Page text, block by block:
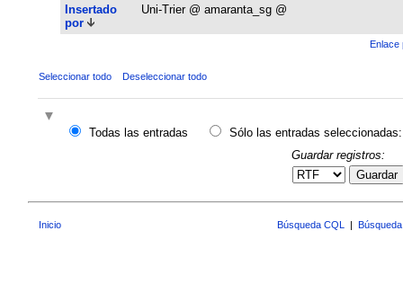
Insertado
por
Uni-Trier @ amaranta_sg @
Enlace
Seleccionar todo Deseleccionar todo
Todas las entradas
Sólo las entradas seleccionadas:
Guardar registros:
Guardar
Inicio Búsqueda CQL